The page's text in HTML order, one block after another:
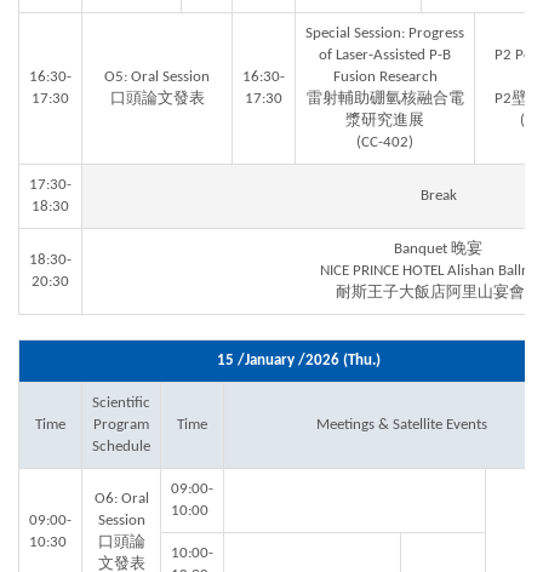
16:30-
17:30
O5: Oral Session
口頭論文發表
16:30-
17:30
Special Session: Progress
of Laser-Assisted P-B
Fusion Research
雷射輔助硼氫核融合電
漿研究進展
(CC-402)
P2
P2壁
17:30-
18:30
Break
18:30-
20:30
Banquet 晚宴
NICE PRINCE HOTEL Alishan
耐斯王子大飯店阿里山宴會廳
15 /January /2026 (Thu.)
Time
Scientific
Program
Schedule
Time Meetings & Satellite Events
09:00-
10:30
O6: Oral
Session
口頭論
文發表
09:00-
10:00
10:00-